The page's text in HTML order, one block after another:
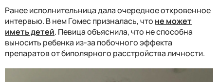
Ранее исполнительница дала очередное откровенное
интервью. В нем Гомес призналась, что не может
иметь детей. Певица объяснила, что не способна
выносить ребенка из-за побочного эффекта
препаратов от биполярного расстройства личности.